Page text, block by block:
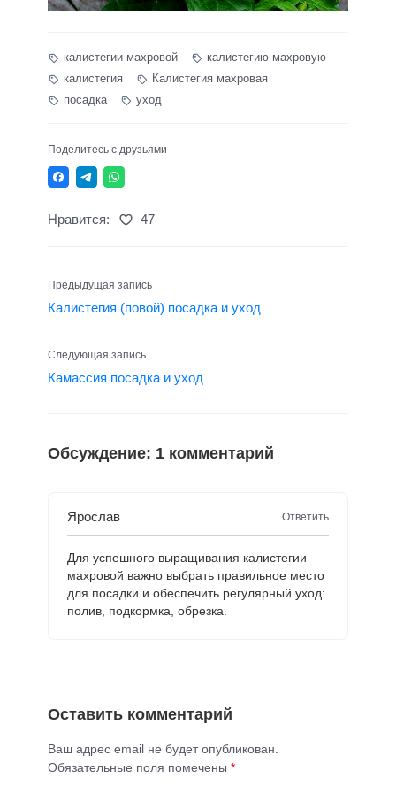
калистегии махровой
калистегию махровую
калистегия
Калистегия махровая
посадка
уход
Поделитесь с друзьями
Нравится: 47
Предыдущая запись
Калистегия (повой) посадка и уход
Следующая запись
Камассия посадка и уход
Обсуждение: 1 комментарий
Ярослав Ответить
Для успешного выращивания калистегии
махровой важно выбрать правильное место
для посадки и обеспечить регулярный уход:
полив, подкормка, обрезка.
Оставить комментарий
Ваш адрес email не будет опубликован.
Обязательные поля помечены *